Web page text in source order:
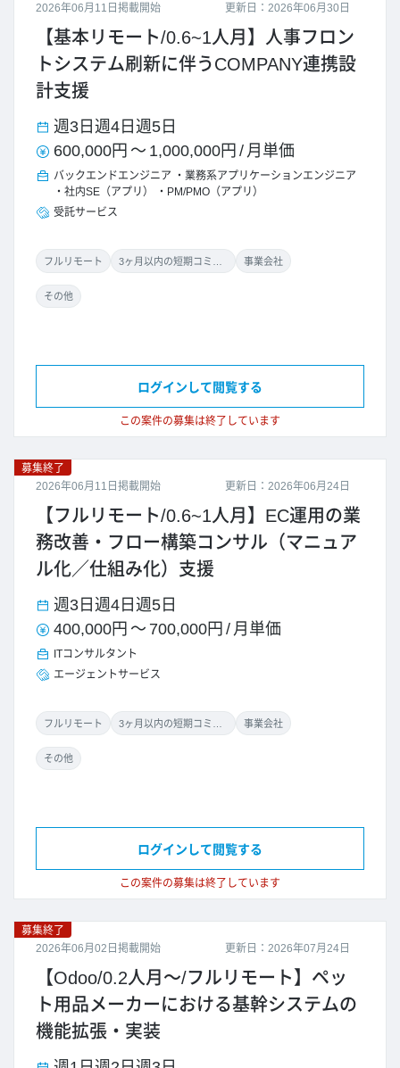
更新日：2026年06月30日
2026年06月11日掲載開始
【基本リモート/0.6~1人月】人事フロン
トシステム刷新に伴うCOMPANY連携設
計支援
週3日 週4日 週5日
600,000円 ～ 1,000,000円 / 月単価
バックエンドエンジニア
業務系アプリケーションエンジニア
社内SE（アプリ）
PM/PMO（アプリ）
受託サービス
フルリモート 事業会社
その他
この案件の募集は終了しています
ログインして閲覧する
更新日：2026年06月24日
募集終了
2026年06月11日掲載開始
【フルリモート/0.6~1人月】EC運用の業
務改善・フロー構築コンサル（マニュア
ル化／仕組み化）支援
週3日 週4日 週5日
400,000円 ～ 700,000円 / 月単価
ITコンサルタント
エージェントサービス
フルリモート 事業会社
その他
この案件の募集は終了しています
ログインして閲覧する
更新日：2026年07月24日
募集終了
2026年06月02日掲載開始
【Odoo/0.2人月～/フルリモート】ペッ
ト用品メーカーにおける基幹システムの
機能拡張・実装